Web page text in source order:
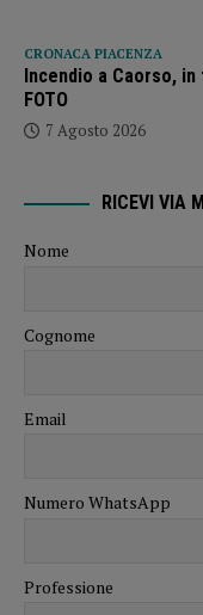
CRONACA PIACENZA
Incendio a Caorso,
FOTO
7 Agosto 2026
RICEVI VIA
Nome
Cognome
Email
Numero WhatsApp
Professione